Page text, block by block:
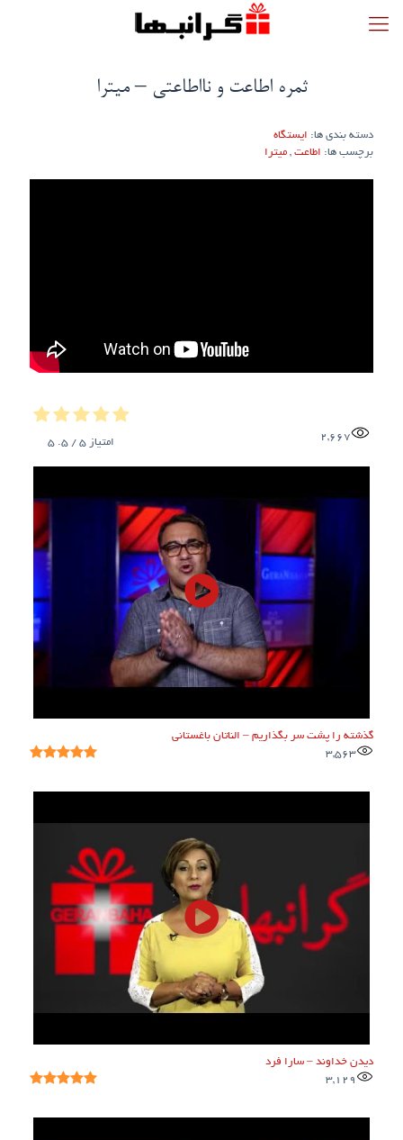
ثمره اطاعت و نااطاعتی – میترا
دسته بندی ها: ایستگاه
برچسب ها: اطاعت , میترا
2,667 امتیاز 5
/ 5.
5
گذشته را پشت سر بگذاریم – الناتان باغستانی
3,563
دیدن خداوند – سارا فرد
3,129